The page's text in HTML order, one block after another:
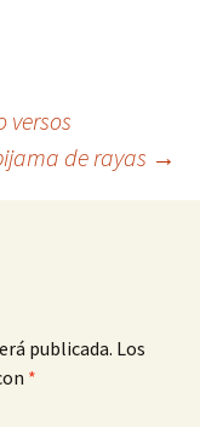
versos
de rayas →
publicada. Los
*